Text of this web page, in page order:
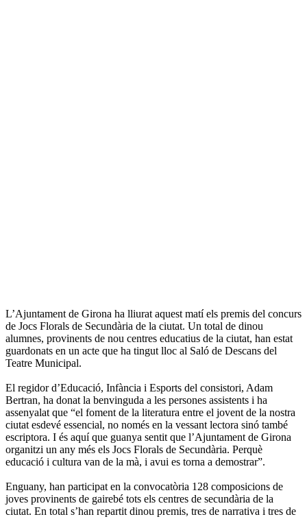
L’Ajuntament de Girona ha lliurat aquest matí els premis del concurs
de Jocs Florals de Secundària de la ciutat. Un total de dinou
alumnes, provinents de nou centres educatius de la ciutat, han estat
guardonats en un acte que ha tingut lloc al Saló de Descans del
Teatre Municipal.
El regidor d’Educació, Infància i Esports del consistori, Adam
Bertran, ha donat la benvinguda a les persones assistents i ha
assenyalat que “el foment de la literatura entre el jovent de la nostra
ciutat esdevé essencial, no només en la vessant lectora sinó també
escriptora. I és aquí que guanya sentit que l’Ajuntament de Girona
organitzi un any més els Jocs Florals de Secundària. Perquè
educació i cultura van de la mà, i avui es torna a demostrar”.
Enguany, han participat en la convocatòria 128 composicions de
joves provinents de gairebé tots els centres de secundària de la
ciutat. En total s’han repartit dinou premis, tres de narrativa i tres de